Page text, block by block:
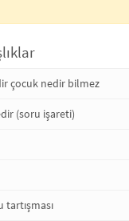
çocuk nedir bilmez
(soru işareti)